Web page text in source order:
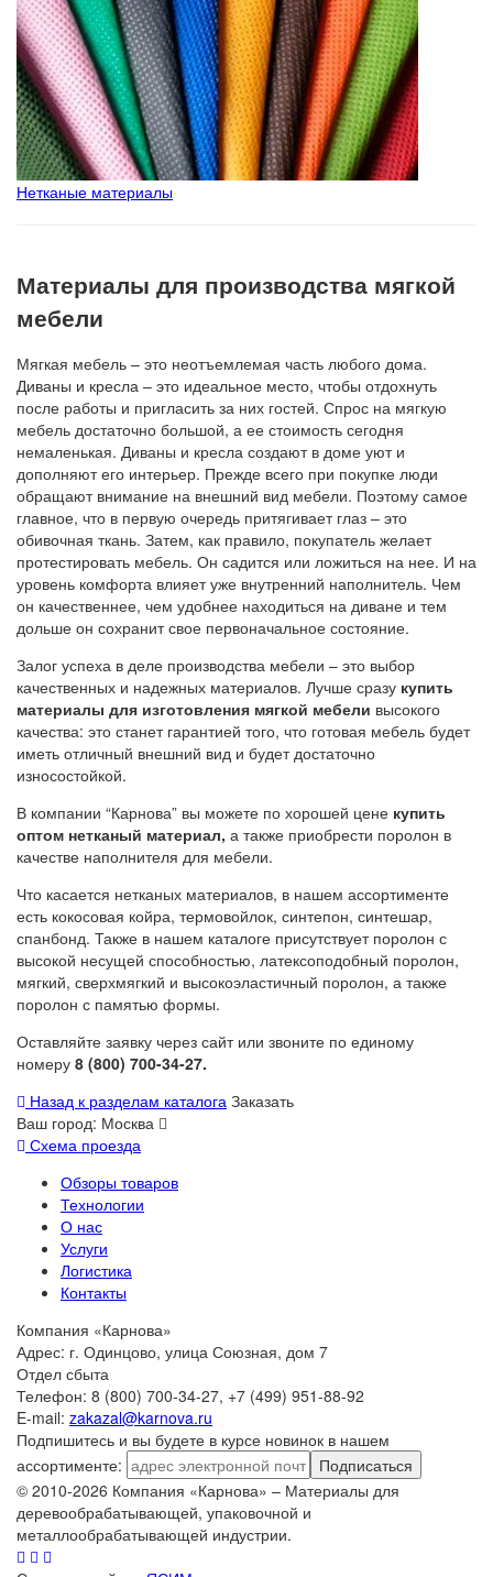
Нетканые материалы
Материалы для производства мягкой
мебели
Мягкая мебель – это неотъемлемая часть любого дома.
Диваны и кресла – это идеальное место, чтобы отдохнуть
после работы и пригласить за них гостей. Спрос на мягкую
мебель достаточно большой, а ее стоимость сегодня
немаленькая. Диваны и кресла создают в доме уют и
дополняют его интерьер. Прежде всего при покупке люди
обращают внимание на внешний вид мебели. Поэтому самое
главное, что в первую очередь притягивает глаз – это
обивочная ткань. Затем, как правило, покупатель желает
протестировать мебель. Он садится или ложиться на нее. И на
уровень комфорта влияет уже внутренний наполнитель. Чем
он качественнее, чем удобнее находиться на диване и тем
дольше он сохранит свое первоначальное состояние.
Залог успеха в деле производства мебели – это выбор
качественных и надежных материалов. Лучше сразу купить
материалы для изготовления мягкой мебели высокого
качества: это станет гарантией того, что готовая мебель будет
иметь отличный внешний вид и будет достаточно
износостойкой.
В компании “Карнова” вы можете по хорошей цене купить
оптом нетканый материал, а также приобрести поролон в
качестве наполнителя для мебели.
Что касается нетканых материалов, в нашем ассортименте
есть кокосовая койра, термовойлок, синтепон, синтешар,
спанбонд. Также в нашем каталоге присутствует поролон с
высокой несущей способностью, латексоподобный поролон,
мягкий, сверхмягкий и высокоэластичный поролон, а также
поролон с памятью формы.
Оставляйте заявку через сайт или звоните по единому
номеру 8 (800) 700-34-27.
Назад к разделам каталога Заказать
Ваш город: Москва
Схема проезда
Обзоры товаров
Технологии
О нас
Услуги
Логистика
Контакты
Компания «Карнова»
Адрес: г. Одинцово, улица Союзная, дом 7
Отдел сбыта
Телефон: 8 (800) 700-34-27, +7 (499) 951-88-92
E-mail: zakazal@karnova.ru
Подпишитесь и вы будете в курсе новинок в нашем
ассортименте:
Подписаться
© 2010-2026 Компания «Карнова» – Материалы для
деревообрабатывающей, упаковочной и
металлообрабатывающей индустрии.